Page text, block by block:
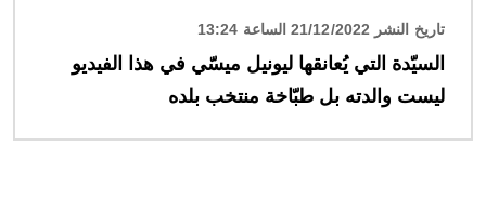
تاريخ النشر 21/12/2022 الساعة 13:24
السيّدة التي يُعانقها ليونيل ميسّي في هذا الفيديو
ليست والدته بل طبّاخة منتخب بلده